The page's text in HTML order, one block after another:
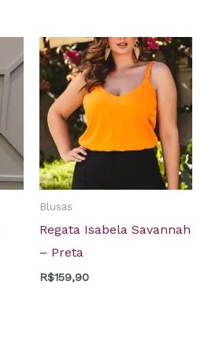
Blusas
Regata Isabela Savannah
– Preta
R$159,90